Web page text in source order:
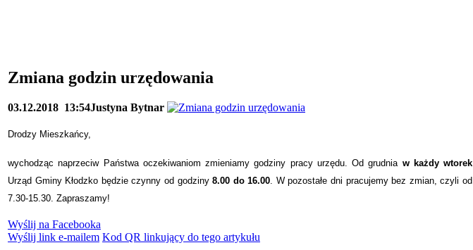
Zmiana godzin urzędowania
03.12.2018 13:54Justyna Bytnar
Drodzy Mieszkańcy,
wychodząc naprzeciw Państwa oczekiwaniom zmieniamy godziny pracy urzędu. Od grudnia w każdy wtorek
Urząd Gminy Kłodzko będzie czynny od godziny8.00 do 16.00 . W pozostałe dni pracujemy bez zmian, czyli od
7.30-15.30. Zapraszamy!
Wyślij na Facebooka
Wyślij link e-mailem Kod QR linkujący do tego artykułu